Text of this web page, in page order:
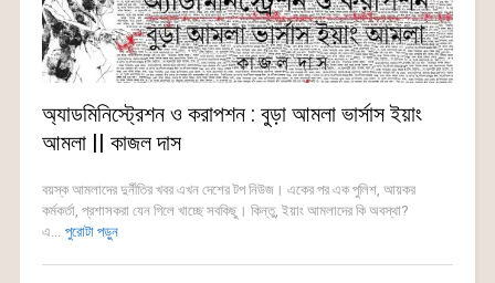
অ্যাডমিনিস্ট্রেশন ও করাপশন : বুড়া আমলা ভার্সাস ইয়াং
আমলা || কাজল দাস
বয়স্ক আমলাদের দুর্নীতির খবর এখন দেশের টপ নিউজ। একের পর এক পুলিশ, আয়কর
কর্মকর্তা, প্রশাসকরা যেন গিলে খাচ্ছে সবকিছু। কিন্তু, ইয়াং আমলাদের কি অবস্থা?
এ... পুরোটা পড়ুন